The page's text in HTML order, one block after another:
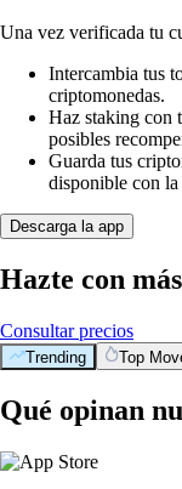
Una vez verificada tu
Intercambia tus
criptomonedas.
Haz staking con
posibles
Guarda tus
disponible con
Descarga la app
Hazte con
Consultar precios
Trending Top
Qué opinan